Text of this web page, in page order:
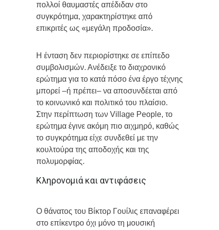
πολλοί θαυμαστές απέδιδαν στο
συγκρότημα, χαρακτηρίστηκε από
επικριτές ως «μεγάλη προδοσία».
Η ένταση δεν περιορίστηκε σε επίπεδο
συμβολισμών. Ανέδειξε το διαχρονικό
ερώτημα για το κατά πόσο ένα έργο τέχνης
μπορεί –ή πρέπει– να αποσυνδέεται από
το κοινωνικό και πολιτικό του πλαίσιο.
Στην περίπτωση των Village People, το
ερώτημα έγινε ακόμη πιο αιχμηρό, καθώς
το συγκρότημα είχε συνδεθεί με την
κουλτούρα της αποδοχής και της
πολυμορφίας.
Κληρονομιά και αντιφάσεις
Ο θάνατος του Βίκτορ Γουίλις επαναφέρει
στο επίκεντρο όχι μόνο τη μουσική